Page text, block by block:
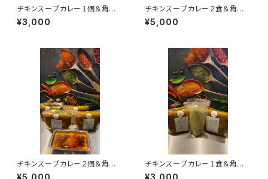
チキンスープカレー１個＆角煮
スープカレー１個＆カタラーナ１
個
¥3,000
チキンスープカレー２食＆角煮
スープカレー２食＆カラフトしし
ゃもの卵のわさび和え
¥5,000
チキンスープカレー２個＆角煮
スープカレー２個＆カタラーナ１
¥5,000
チキンスープカレー１食＆角煮
スープカレー１食＆カラフトしし
¥3,000